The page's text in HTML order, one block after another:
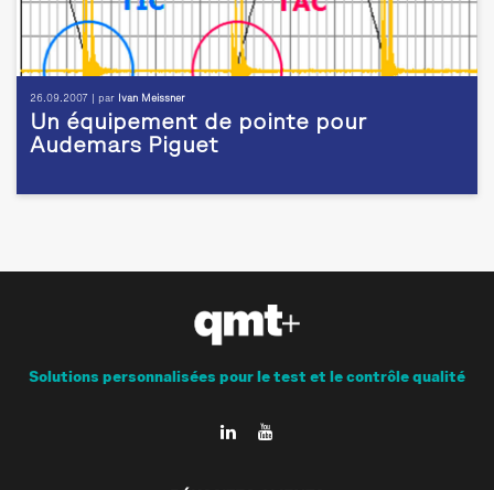
26.09.2007 | par Ivan Meissner
Un équipement de pointe pour
Audemars Piguet
Solutions personnalisées pour le test et le contrôle qualité